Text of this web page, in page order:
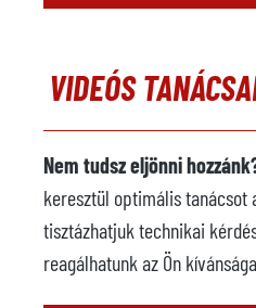
VIDEÓS
Nem tudsz eljönni
keresztül optimális tanácsot
tisztázhatjuk technikai
reagálhatunk az Ön